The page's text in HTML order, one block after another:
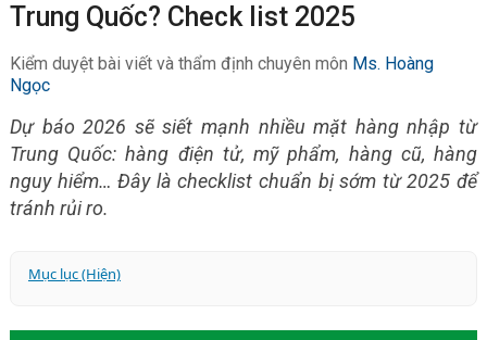
Trung Quốc? Check list 2025
Kiểm duyệt bài viết và thẩm định chuyên môn Ms. Hoàng
Ngọc
Dự báo 2026 sẽ siết mạnh nhiều mặt hàng nhập từ
Trung Quốc: hàng điện tử, mỹ phẩm, hàng cũ, hàng
nguy hiểm… Đây là checklist chuẩn bị sớm từ 2025 để
tránh rủi ro.
Mục lục (Hiện)